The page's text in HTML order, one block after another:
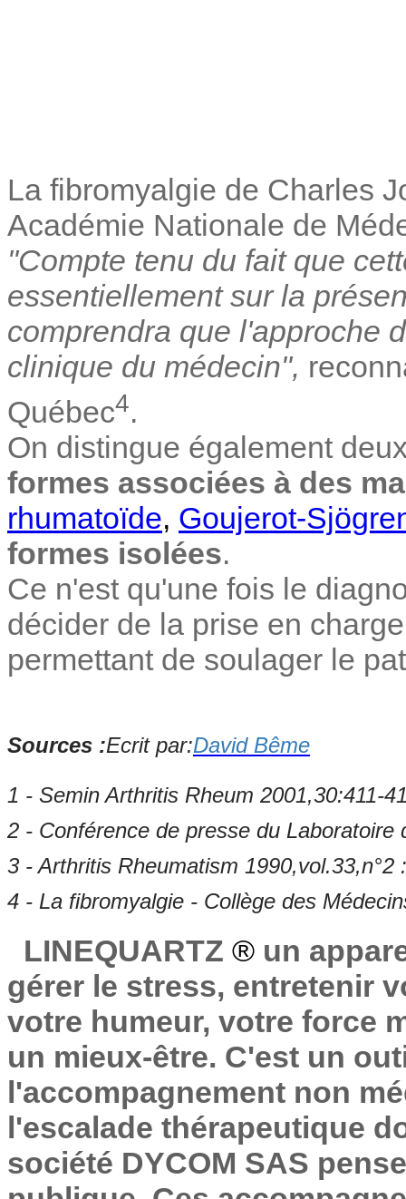
La fibromyalgie de Charles
Académie Nationale de
"Compte tenu du fait que
essentiellement sur la
comprendra que l'approche
clinique du médecin",
Québec4.
On distingue également
formes associées à des
rhumatoïde, Goujerot-
formes isolées.
Ce n'est qu'une fois le
décider de la prise en
permettant de soulager le
Sources :Ecrit par:David Bême
1 - Semin Arthritis Rheum 2001,30:411-
2 - Conférence de presse du
3 - Arthritis Rheumatism 1990,vol.33,n°2
4 - La fibromyalgie - Collège des
LINEQUARTZ ® un
gérer le stress, entretenir
votre humeur, votre force
un mieux-être. C'est un
l'accompagnement non
l'escalade thérapeutique
société DYCOM SAS